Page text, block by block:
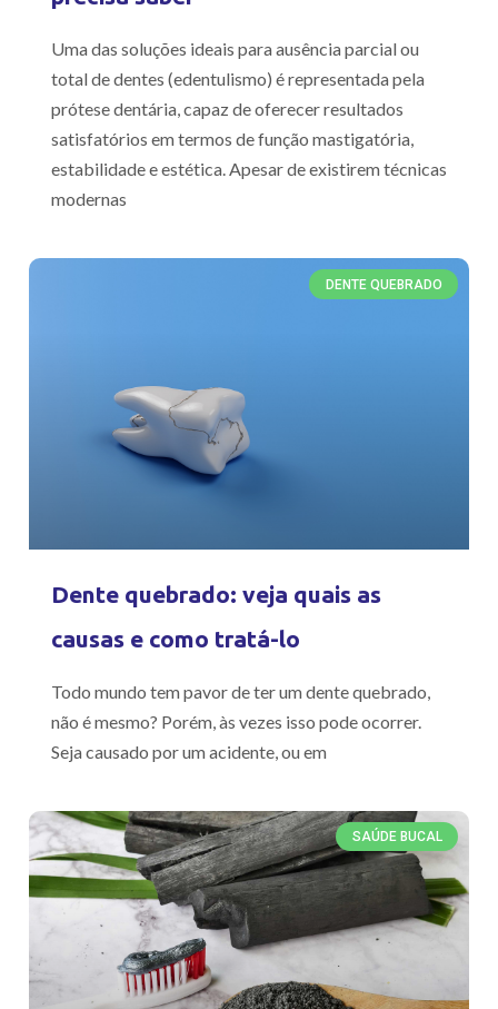
Uma das soluções ideais para ausência parcial ou
total de dentes (edentulismo) é representada pela
prótese dentária, capaz de oferecer resultados
satisfatórios em termos de função mastigatória,
estabilidade e estética. Apesar de existirem técnicas
modernas
DENTE QUEBRADO
Dente quebrado: veja quais as
causas e como tratá-lo
Todo mundo tem pavor de ter um dente quebrado,
não é mesmo? Porém, às vezes isso pode ocorrer.
Seja causado por um acidente, ou em
SAÚDE BUCAL